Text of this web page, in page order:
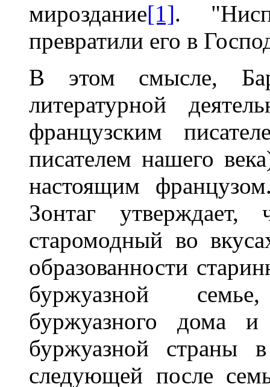
мироздание[1].
превратили его в
В этом смысле,
литературной
французским
писателем нашего
настоящим
Зонтаг
старомодный во
образованности
буржуазной
буржуазного дома и
буржуазной
следующей после